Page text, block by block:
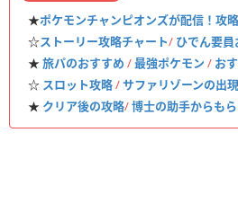
★ポケモンチャンピオンズが配信！攻
☆ストーリー攻略チャート/ ひでん要員
★旅パのおすすめ /最強ポケモン / お
☆ スロット攻略/サファリゾーンの出
★ クリア後の攻略/博士の助手からも